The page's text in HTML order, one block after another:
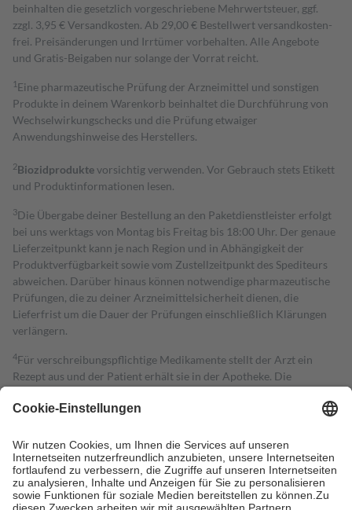
beinhalten die gesetzlich vorgeschriebene Mehrwertsteuer, ggf.
zzgl. 3,95 € Versandkosten. Ab 29,00 € Bestell­wert versand­kosten­
frei. Preisänderungen und Irrtümer vorbehalten. Alle Angebote
und Gratis-Beigaben nur solange der Vorrat reicht.
1 Eine pharmazeutische Prüfung der Arzneimittel und sonstigen
Produkte in deinem Warenkorb beinhaltet die Durchführung von
Wechselwirkungschecks und die Prüfung etwaiger
Anwendungshinweise des Herstellers.
2Biozidproduktevorsichtig verwenden. Vor Gebrauch stets Etikett
und Produktinformationen lesen.
3Die Übergabe deiner Bestellung an den Paketdienstleister erfolgt
bei uns werktags von Montag bis Freitag bis 18:00 Uhr. Der genaue
Lieferzeitpunkt kann je nach Region und in Abhängigkeit der
Produktverfügbarkeit sowie vom Zustellzeitpunkt des Spediteurs
abweichen. Darüber hinaus können notwendige pharmazeutische
Prüfungen, die zu deiner Arzneimittelsicherheit dienen, die
Lieferfrist um die Dauer der Prüfungen einschließlich Klärungen
verlängern.
4Für verschreibungspflichtige Medikamente stellt der Arzt ein
Rezept aus und der Patient erhält sie in der Apotheke. Die
Kosten dafür, der Versicherte trägt einen Teil davon als Zuzahlung
Grundsätzlich leisten Mitglieder Zuzahlungen in Höhe von zehn
Prozent des Abgabepreises,mindestensjedochfünf Euround
höchstens zehn Euro.Es sind jedoch nie mehr als die tatsächlichen
Kosten der Leistung zu entrichten.